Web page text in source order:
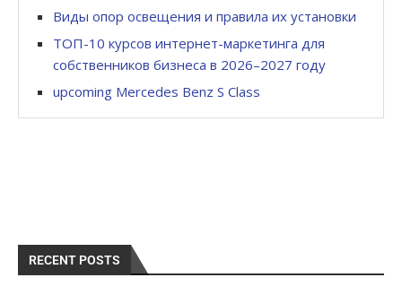
Виды опор освещения и правила их установки
ТОП-10 курсов интернет-маркетинга для
собственников бизнеса в 2026–2027 году
upcoming Mercedes Benz S Class
RECENT POSTS